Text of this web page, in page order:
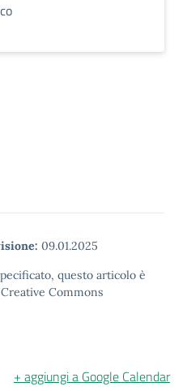
09.01.2025
questo articolo è
Commons
+ aggiungi a Google Calendar